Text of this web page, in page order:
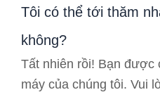
Tôi có thể tới thăm
không?
Tất nhiên rồi! Bạn được
máy của chúng tôi. Vui